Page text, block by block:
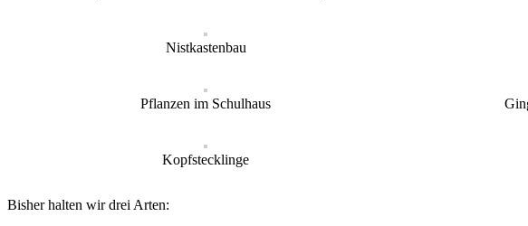
Nistkastenbau
Pflanzen im Schulhaus
Kopfstecklinge
Bisher halten wir drei Arten: